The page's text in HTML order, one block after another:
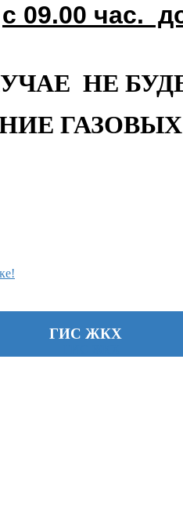
с 09.00 час.
НЕ
ГИС ЖКХ